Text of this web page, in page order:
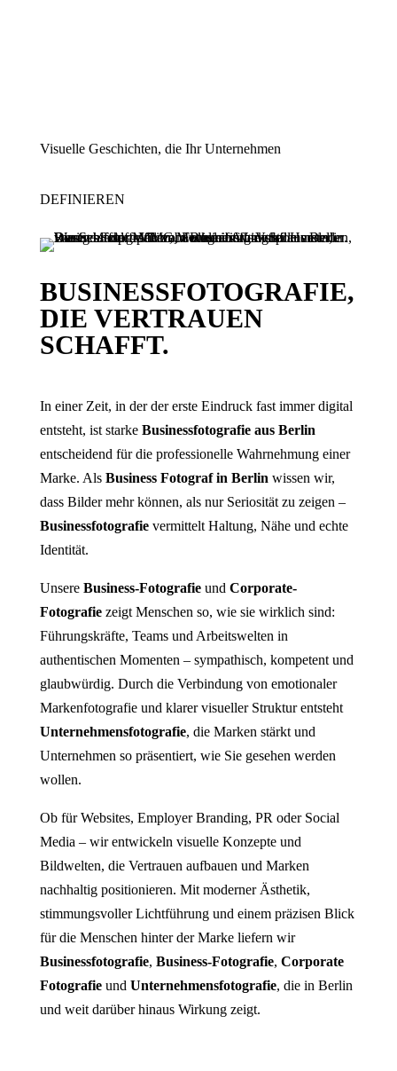
Visuelle Geschichten, die Ihr Unternehmen
DEFINIEREN
BUSINESSFOTOGRAFIE,
DIE VERTRAUEN
SCHAFFT.
In einer Zeit, in der der erste Eindruck fast immer digital
entsteht, ist starke Businessfotografie aus Berlin
entscheidend für die professionelle Wahrnehmung einer
Marke. Als Business Fotograf in Berlin wissen wir,
dass Bilder mehr können, als nur Seriosität zu zeigen –
Businessfotografievermittelt Haltung, Nähe und echte
Identität.
Unsere Business-Fotografieund Corporate-
Fotografiezeigt Menschen so, wie sie wirklich sind:
Führungskräfte, Teams und Arbeitswelten in
authentischen Momenten – sympathisch, kompetent und
glaubwürdig. Durch die Verbindung von emotionaler
Markenfotografie und klarer visueller Struktur entsteht
Unternehmensfotografie, die Marken stärkt und
Unternehmen so präsentiert, wie Sie gesehen werden
wollen.
Ob für Websites, Employer Branding, PR oder Social
Media – wir entwickeln visuelle Konzepte und
Bildwelten, die Vertrauen aufbauen und Marken
nachhaltig positionieren. Mit moderner Ästhetik,
stimmungsvoller Lichtführung und einem präzisen Blick
für die Menschen hinter der Marke liefern wir
Businessfotografie, Business-Fotografie, Corporate
Fotografieund Unternehmensfotografie, die in Berlin
und weit darüber hinaus Wirkung zeigt.